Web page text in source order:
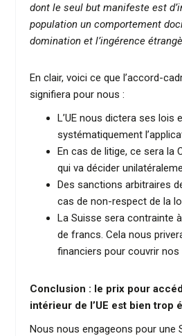
dont le seul but manifeste est
population un comportement
domination et l’ingérence
En clair, voici ce que l’accord-
signifiera pour nous :
L’UE nous dictera ses lois
systématiquement
En cas de litige, ce sera la
qui va décider
Des sanctions arbitraires
cas de non-respect de la
La Suisse sera contrainte
de francs. Cela nous
financiers pour couvrir
Conclusion : le prix pour
intérieur de l’UE est bien trop
Nous nous engageons pour une